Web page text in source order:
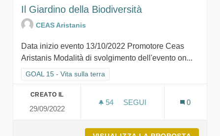
Il Giardino della Biodiversità
CEAS Aristanis
Data inizio evento 13/10/2022 Promotore Ceas
Aristanis Modalità di svolgimento dell'evento on...
Filtra i risultati per categoria: GOAL 15 - Vita sulla terra
GOAL 15 - Vita sulla terra
CREATO IL
29/09/2022
54 54 SOSTENITORI
SEGUI
0